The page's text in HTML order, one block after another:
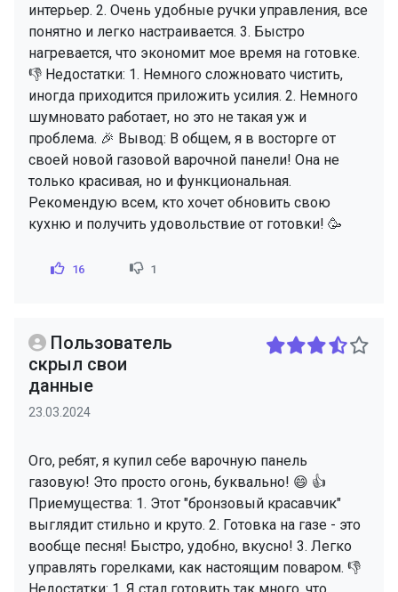
интерьер. 2. Очень удобные ручки управления, все
понятно и легко настраивается. 3. Быстро
нагревается, что экономит мое время на готовке.
👎 Недостатки: 1. Немного сложновато чистить,
иногда приходится приложить усилия. 2. Немного
шумновато работает, но это не такая уж и
проблема. 🎉 Вывод: В общем, я в восторге от
своей новой газовой варочной панели! Она не
только красивая, но и функциональная.
Рекомендую всем, кто хочет обновить свою
кухню и получить удовольствие от готовки! 🥳
16 1
Пользователь
скрыл свои
данные
23.03.2024
Ого, ребят, я купил себе варочную панель
газовую! Это просто огонь, буквально! 😄 👍
Приемущества: 1. Этот "бронзовый красавчик"
выглядит стильно и круто. 2. Готовка на газе - это
вообще песня! Быстро, удобно, вкусно! 3. Легко
управлять горелками, как настоящим поваром. 👎